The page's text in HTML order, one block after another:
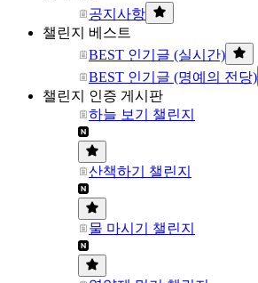
공지사항
챌린지 베스트
BEST 인기글 (실시간)
BEST 인기글 (명예의 전당)
챌린지 인증 게시판
하늘 보기 챌린지
산책하기 챌린지
물 마시기 챌린지